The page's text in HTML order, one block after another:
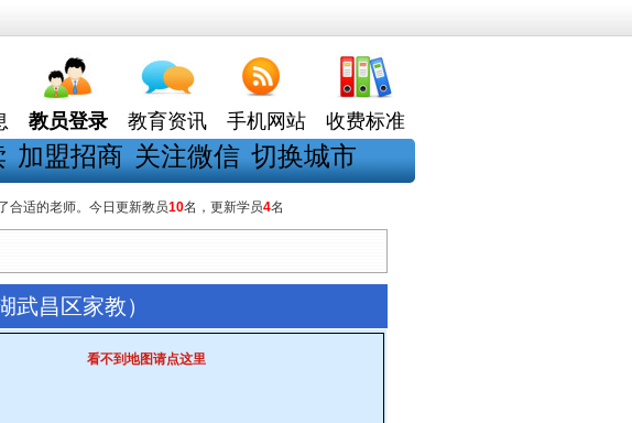
教员登录 教育资讯 手机网站 收费标准
加盟招商 关注微信 切换城市
合适的老师。今日更新教员10名，更新学员4名
武昌区家教）
看不到地图请点这里